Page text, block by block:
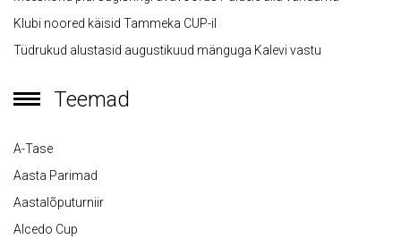
Klubi noored käisid Tammeka CUP-il
Tüdrukud alustasid augustikuud mänguga Kalevi vastu
Teemad
A-Tase
Aasta Parimad
Aastalõputurniir
Alcedo Cup